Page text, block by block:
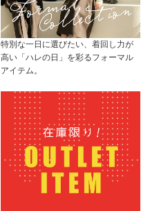
特別な一日に選びたい、着回し力が
高い「ハレの日」を彩るフォーマル
アイテム。